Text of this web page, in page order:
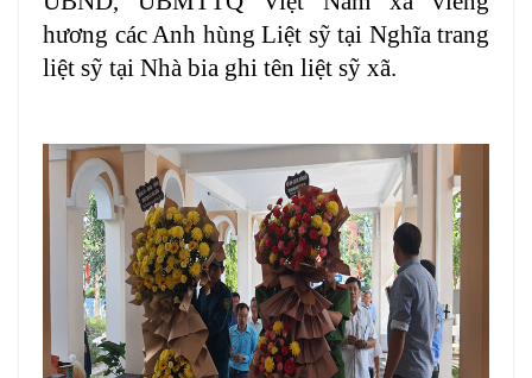
hương các Anh hùng Liệt sỹ tại Nghĩa trang
liệt sỹ tại Nhà bia ghi tên liệt sỹ xã.